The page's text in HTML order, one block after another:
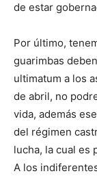
de estar
Por último,
guarimbas
ultimatum a los
de abril, no
vida, además
del régimen
lucha, la cual es
A los